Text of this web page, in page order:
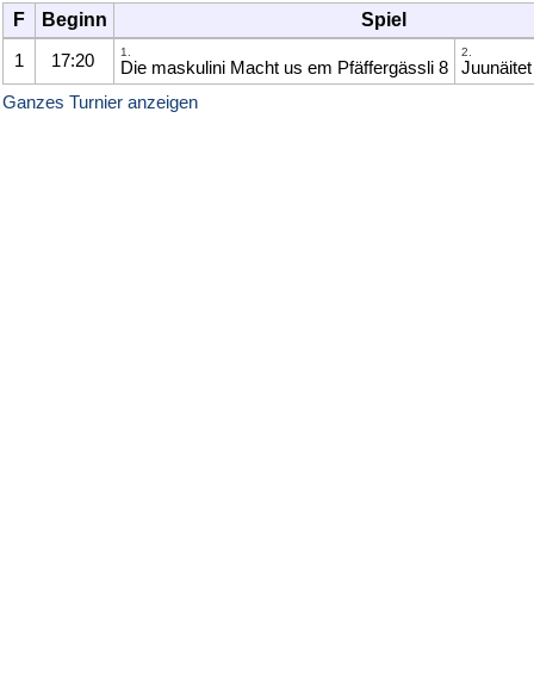
F Beginn Spiel
1 17:20 1.
Die maskulini Macht us em Pfäffergässli 8
2.
Ganzes Turnier anzeigen